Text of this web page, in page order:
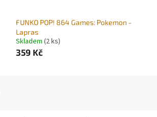
FUNKO POP! 864 Games: Pokemon -
Lapras
Skladem(2 ks)
359 Kč